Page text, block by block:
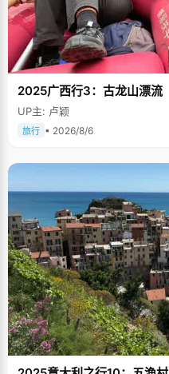
2025广西行3：古龙山漂流
UP主: 卢颖
旅行 • 2026/8/6